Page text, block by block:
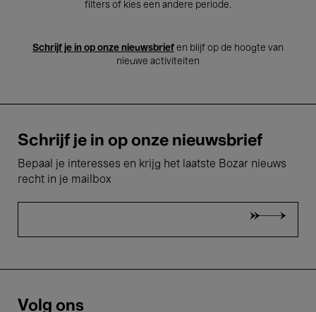
filters of kies een andere periode.
Schrijf je in op onze nieuwsbrief en blijf op de hoogte van
nieuwe activiteiten
Schrijf je in op onze nieuwsbrief
Bepaal je interesses en krijg het laatste Bozar nieuws
recht in je mailbox
Volg ons